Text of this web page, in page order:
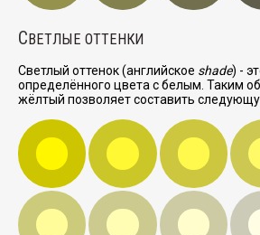
СВЕТЛЫЕ ОТТЕНКИ
Светлый оттенок (английское shade) -
определённого цвета с белым. Таким
жёлтый позволяет составить